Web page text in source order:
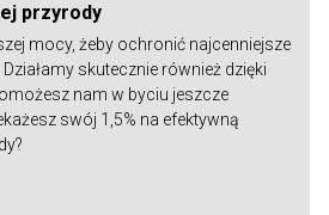
przyrody
mocy, żeby ochronić najcenniejsze
skutecznie również dzięki
nam w byciu jeszcze
swój 1,5% na efektywną